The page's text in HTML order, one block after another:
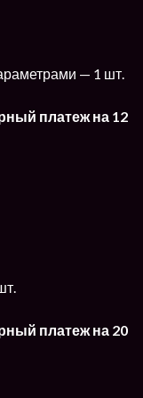
— 1 шт.
платеж на 12
платеж на 20